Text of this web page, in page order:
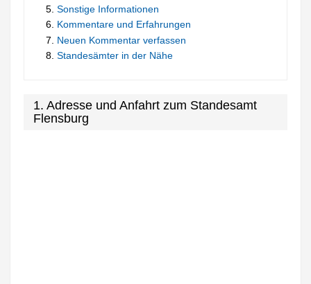
Sonstige Informationen
Kommentare und Erfahrungen
Neuen Kommentar verfassen
Standesämter in der Nähe
1. Adresse und Anfahrt zum Standesamt
Flensburg